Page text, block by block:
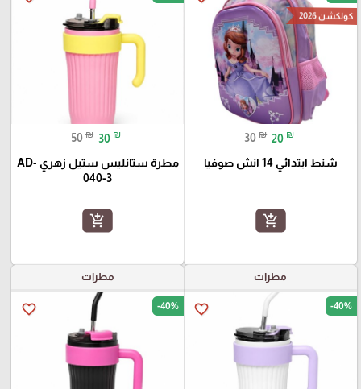
كولكشن 2026
30 ₪ 20 ₪
شنط ابتدائي 14 انش صوفيا
add_shopping_cart
50 ₪ 30 ₪
مطرة ستانليس ستيل زهري AD-
040-3
add_shopping_cart
مطرات
favorite_border -40%
مطرات
favorite_border -40%